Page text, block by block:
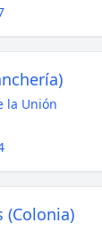
la Unión
(Colonia)